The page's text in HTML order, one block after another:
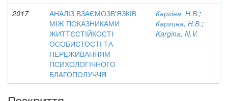
2017
АНАЛІЗ ВЗАЄМОЗВ'ЯЗКІВ
МІЖ ПОКАЗНИКАМИ
ЖИТТЄСТІЙКОСТІ
ОСОБИСТОСТІ ТА
ПЕРЕЖИВАННЯМ
ПСИХОЛОГІЧНОГО
БЛАГОПОЛУЧЧЯ
Каргіна, Н.В.;
Каргина, Н.В.;
Karginа, N.V.